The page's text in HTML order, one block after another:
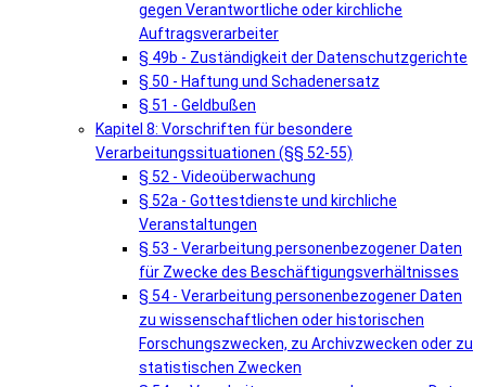
gegen Verantwortliche oder kirchliche
Auftragsverarbeiter
§ 49b - Zuständigkeit der Datenschutzgerichte
§ 50 - Haftung und Schadenersatz
§ 51 - Geldbußen
Kapitel 8: Vorschriften für besondere
Verarbeitungssituationen (§§ 52-55)
§ 52 - Videoüberwachung
§ 52a - Gottestdienste und kirchliche
Veranstaltungen
§ 53 - Verarbeitung personenbezogener Daten
für Zwecke des Beschäftigungsverhältnisses
§ 54 - Verarbeitung personenbezogener Daten
zu wissenschaftlichen oder historischen
Forschungszwecken, zu Archivzwecken oder zu
statistischen Zwecken